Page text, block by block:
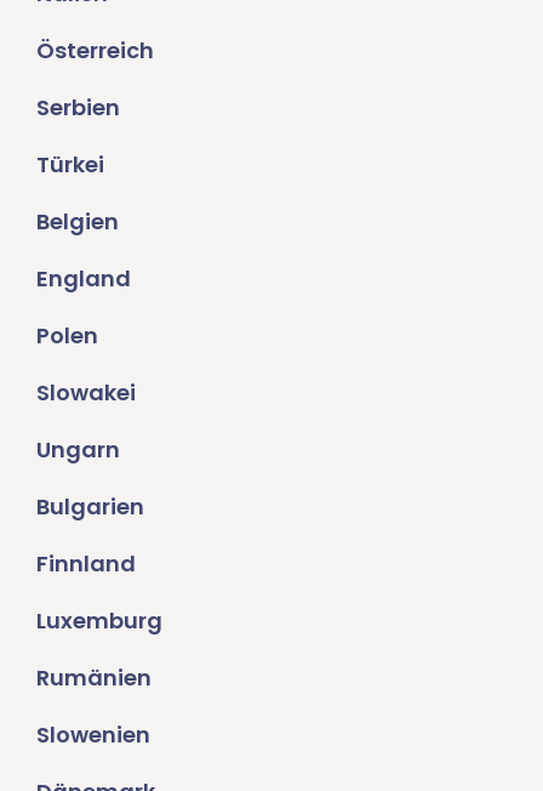
Österreich
Serbien
Türkei
Belgien
England
Polen
Slowakei
Ungarn
Bulgarien
Finnland
Luxemburg
Rumänien
Slowenien